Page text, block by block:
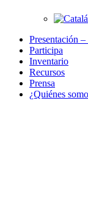
Presentación
Participa
Inventario
Recursos
Prensa
¿Quiénes